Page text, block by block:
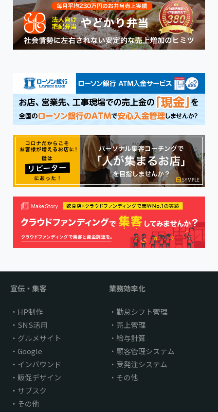
宣伝・集客
HP制作
SNS活用
グルメサイト
Google
インバウンド
販促デザイン
サブスク
その他
業務効率化
勤怠シフト管理
売上管理
給与計算
顧客管理システム
受発注システム
その他